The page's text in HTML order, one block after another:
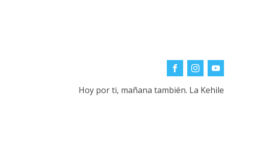
Hoy por ti, mañana también. La Kehile